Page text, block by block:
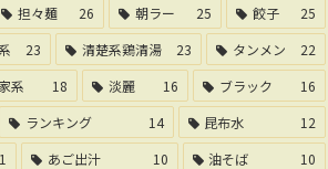
担々麺 26 朝ラー 25 餃子
25
23 清楚系鶏清湯 23 タンメン
22
家系 18 淡麗 16 ブラック
16
ランキング 14 昆布水
12
あご出汁 10 油そば
10